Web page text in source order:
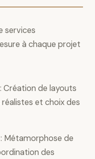
services
à chaque projet
: Création de layouts
et choix des
: Métamorphose de
des